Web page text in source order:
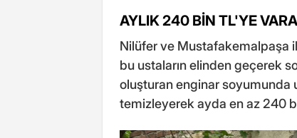
AYLIK 240 BİN TL'YE
Nilüfer ve Mustafakemalpaşa
bu ustaların elinden geçerek
oluşturan enginar soyumunda
temizleyerek ayda en az 240